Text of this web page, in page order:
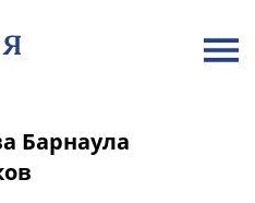
Барнаула